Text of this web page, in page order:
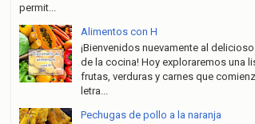
permit...
Alimentos con H
¡Bienvenidos nuevamente al
de la cocina! Hoy exploraremos una
frutas, verduras y carnes que
letra...
Pechugas de pollo a la naranja